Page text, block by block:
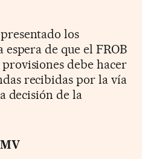
los
espera de que el FROB
debe hacer
recibidas por la vía
decisión de la